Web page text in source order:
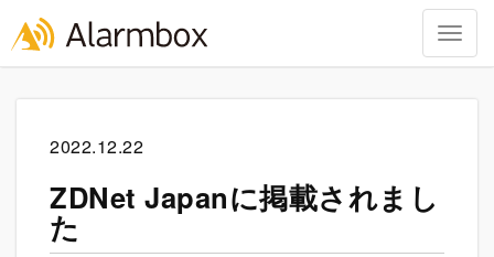
2022.12.22
ZDNet Japanに掲載されまし
た